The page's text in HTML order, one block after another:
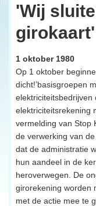
'Wij
girokaart'
1 oktober 1980
Op 1 oktober
dicht!’basisgroepen
elektriciteitsrekening
vermelding van Stop
de verwerking van
dat de administratie
hun aandeel in de
heroverwegen. De
girorekening worden
met de actie mee te